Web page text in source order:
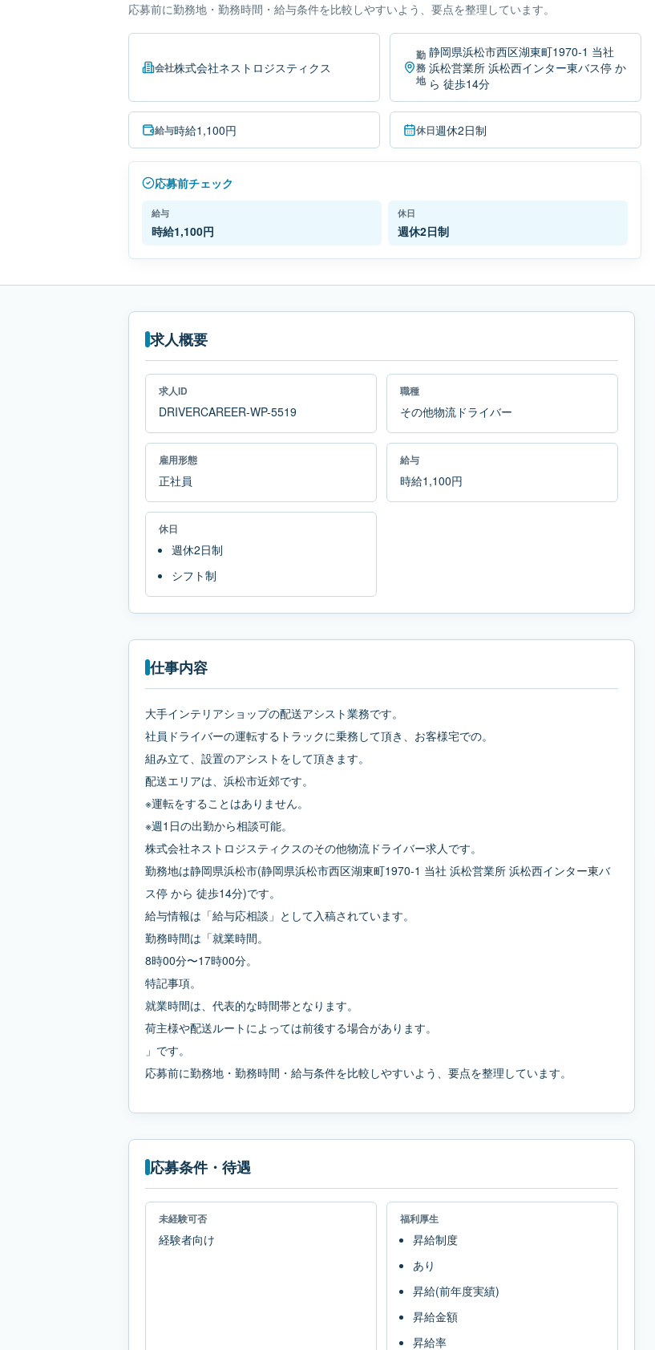
応募前に勤務地・勤務時間・給与条件を比較しやすいよう、要点を整理しています。
会社株式会社ネストロジスティクス
勤
務
地
静岡県浜松市西区湖東町1970-1 当社
浜松営業所 浜松西インター東バス停 か
ら 徒歩14分
給与時給1,100円 休日週休2日制
応募前チェック
給与
時給1,100円
休日
週休2日制
求人概要
求人ID
DRIVERCAREER-WP-5519
職種
その他物流ドライバー
雇用形態
正社員
給与
時給1,100円
休日
週休2日制
シフト制
仕事内容
大手インテリアショップの配送アシスト業務です。
社員ドライバーの運転するトラックに乗務して頂き、お客様宅での。
組み立て、設置のアシストをして頂きます。
配送エリアは、浜松市近郊です。
※運転をすることはありません。
※週1日の出勤から相談可能。
株式会社ネストロジスティクスのその他物流ドライバー求人です。
勤務地は静岡県浜松市(静岡県浜松市西区湖東町1970-1 当社 浜松営業所 浜松西インター東バ
ス停 から 徒歩14分)です。
給与情報は「給与応相談」として入稿されています。
勤務時間は「就業時間。
8時00分〜17時00分。
特記事項。
就業時間は、代表的な時間帯となります。
荷主様や配送ルートによっては前後する場合があります。
」です。
応募前に勤務地・勤務時間・給与条件を比較しやすいよう、要点を整理しています。
応募条件・待遇
未経験可否
経験者向け
福利厚生
昇給制度
あり
昇給(前年度実績)
昇給金額
昇給率